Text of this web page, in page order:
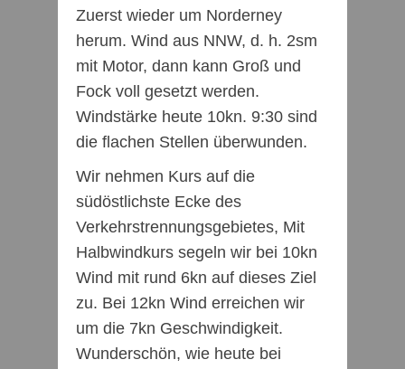
Zuerst wieder um Norderney
herum. Wind aus NNW, d. h. 2sm
mit Motor, dann kann Groß und
Fock voll gesetzt werden.
Windstärke heute 10kn. 9:30 sind
die flachen Stellen überwunden.
Wir nehmen Kurs auf die
südöstlichste Ecke des
Verkehrstrennungsgebietes, Mit
Halbwindkurs segeln wir bei 10kn
Wind mit rund 6kn auf dieses Ziel
zu. Bei 12kn Wind erreichen wir
um die 7kn Geschwindigkeit.
Wunderschön, wie heute bei